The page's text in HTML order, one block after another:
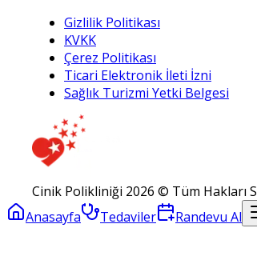
Gizlilik Politikası
KVKK
Çerez Politikası
Ticari Elektronik İleti İzni
Sağlık Turizmi Yetki Belgesi
Cinik Polikliniği 2026 © Tüm Hakları
Anasayfa
Tedaviler Randevu Al